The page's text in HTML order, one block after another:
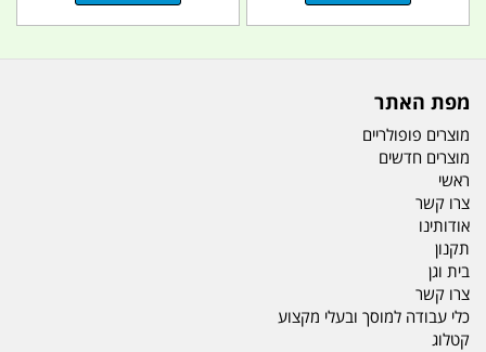
מפת האתר
מוצרים פופולריים
מוצרים חדשים
ראשי
צרו קשר
אודותינו
תקנון
בית וגן
צרו קשר
כלי עבודה למוסך ובעלי מקצוע
קטלוג